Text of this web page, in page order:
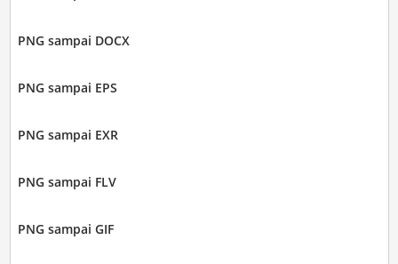
PNG sampai DOCX
PNG sampai EPS
PNG sampai EXR
PNG sampai FLV
PNG sampai GIF